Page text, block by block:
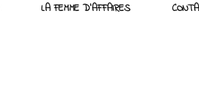
LA FEMME D’AFFAIRES